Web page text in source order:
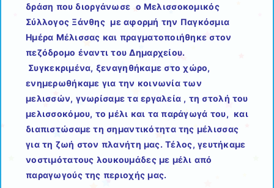
δράση που διοργάνωσε ο Μελισσοκομικός
Σύλλογος Ξάνθης με αφορμή την Παγκόσμια
Ημέρα Μέλισσας και πραγματοποιήθηκε στον
πεζόδρομο έναντι του Δημαρχείου.
Συγκεκριμένα, ξεναγηθήκαμε στο χώρο,
ενημερωθήκαμε για την κοινωνία των
μελισσών, γνωρίσαμε τα εργαλεία , τη στολή του
μελισσοκόμου, το μέλι και τα παράγωγά του, και
διαπιστώσαμε τη σημαντικότητα της μέλισσας
για τη ζωή στον πλανήτη μας. Τέλος, γευτήκαμε
νοστιμότατους λουκουμάδες με μέλι από
παραγωγούς της περιοχής μας.